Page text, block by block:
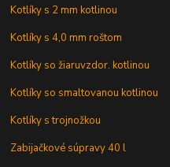
Kotlíky s 2 mm kotlinou
Kotlíky s 4,0 mm roštom
Kotlíky so žiaruvzdor. kotlinou
Kotlíky so smaltovanou kotlinou
Kotlíky s trojnožkou
Zabijačkové súpravy 40 l